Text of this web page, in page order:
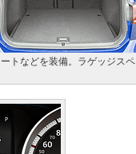
トなどを装備。ラゲッジスペ